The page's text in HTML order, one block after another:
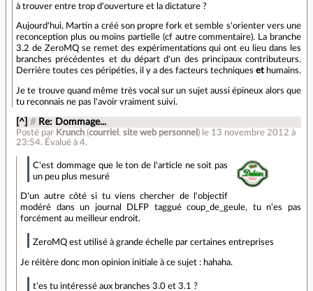
à trouver entre trop d'ouverture et la dictature ?
Aujourd'hui, Martin a créé son propre fork et semble s'orienter vers une
reconception plus ou moins partielle (cf autre commentaire). La branche
3.2 de ZeroMQ se remet des expérimentations qui ont eu lieu dans les
branches précédentes et du départ d'un des principaux contributeurs.
Derrière toutes ces péripéties, il y a des facteurs techniques et humains.
Je te trouve quand même très vocal sur un sujet aussi épineux alors que
tu reconnais ne pas l'avoir vraiment suivi.
[^] # Re: Dommage...
Posté par Krunch (courriel ,site web personnel ) le 13 novembre 2012 à
23:54. Évalué à4.
C'est dommage que le ton de l'article ne soit pas
un peu plus mesuré
D'un autre côté si tu viens chercher de l'objectif
modéré dans un journal DLFP taggué coup_de_geule, tu n'es pas
forcément au meilleur endroit.
ZeroMQ est utilisé à grande échelle par certaines entreprises
Je réitère donc mon opinion initiale à ce sujet : hahaha.
t'es tu intéressé aux branches 3.0 et 3.1 ?